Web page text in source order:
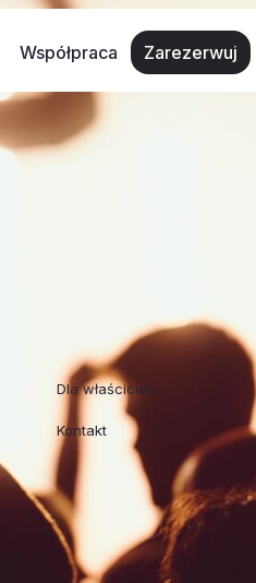
Współpraca Zarezerwuj
i bijący obecnie rekordy
będzie Ci się
Współpraca
Dla właścicieli
Kontakt